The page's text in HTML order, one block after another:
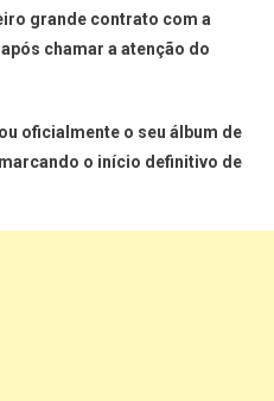
grande contrato com a
chamar a atenção do
oficialmente o seu álbum de
o início definitivo de